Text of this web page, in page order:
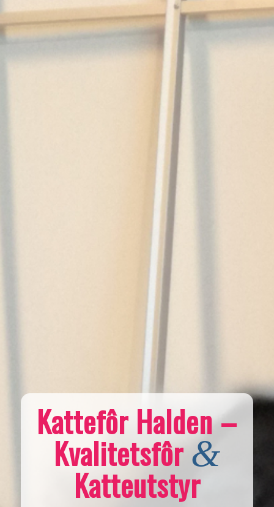
Kattefôr Halden –
Kvalitetsfôr&
Katteutstyr